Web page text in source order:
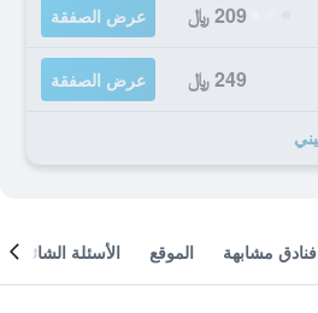
209 ﷼ عرض الصفقة
249 ﷼ عرض الصفقة
فنادق مشابهة الموقع الأسئلة الشائعة